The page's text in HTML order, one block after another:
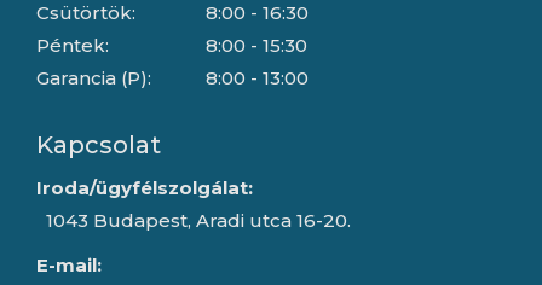
Csütörtök:
Péntek:
Garancia (P):
8:00 - 16:30
8:00 - 15:30
8:00 - 13:00
Kapcsolat
Iroda/ügyfélszolgálat:
1043 Budapest, Aradi utca 16-20.
E-mail: